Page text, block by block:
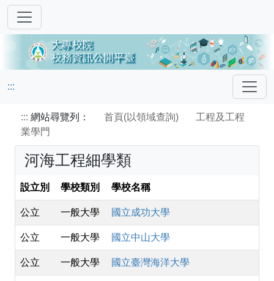
:::
::: 網站尋覽列： 首頁(以領域查詢)
工程及工程
業學門
河海工程細學類
設立別 學校類別 學校名稱
公立 一般大學 國立成功大學
公立 一般大學 國立中山大學
公立 一般大學 國立臺灣海洋大學